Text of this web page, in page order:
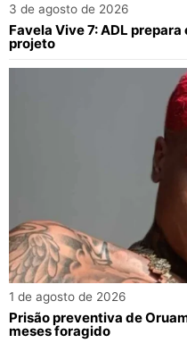
3 de agosto de 2026
Favela Vive 7: ADL
projeto
1 de agosto de 2026
Prisão preventiva de
meses foragido